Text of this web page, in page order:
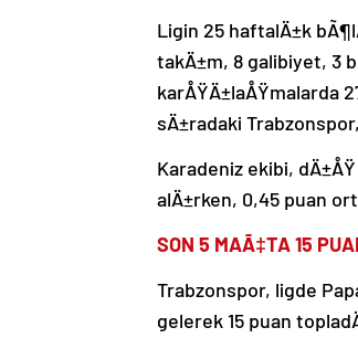
Ligin 25 haftalÄ±k
takÄ±m, 8 galibiyet, 3
karÅŸÄ±laÅŸmalarda
sÄ±radaki
Karadeniz ekibi,
alÄ±rken, 0,45 puan
SON 5 MAÃ‡TA 15
Trabzonspor, ligde
gelerek 15 puan